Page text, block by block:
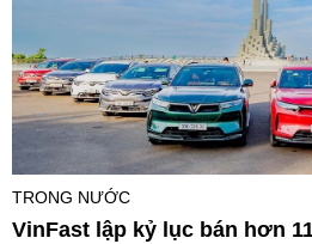
TRONG NƯỚC
VinFast lập kỷ lục bán hơn